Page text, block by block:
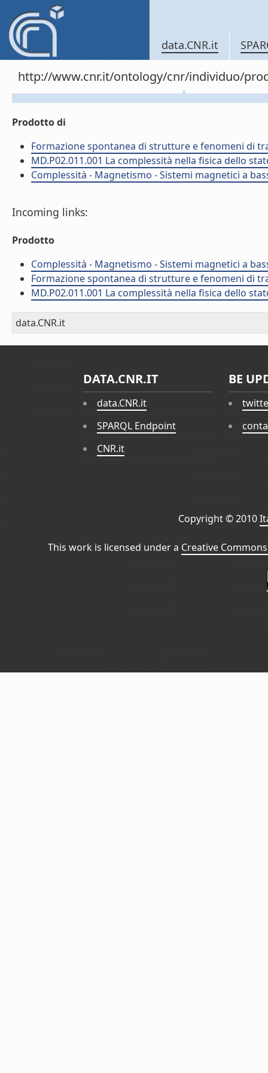
data.CNR.it
http://www.cnr.it/ontology/cnr/individuo/
Prodotto di
Formazione spontanea di strutture e fenomeni di
MD.P02.011.001 La complessità nella fisica dello
Complessità - Magnetismo - Sistemi magnetici a
Incoming links:
Prodotto
Complessità - Magnetismo - Sistemi magnetici a
Formazione spontanea di strutture e fenomeni di
MD.P02.011.001 La complessità nella fisica dello
data.CNR.it
DATA.CNR.IT
data.CNR.it
SPARQL Endpoint
CNR.it
BE
Copyright © 2010
This work is licensed under a Creative